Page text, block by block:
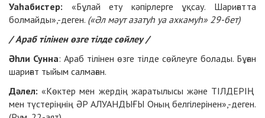
Уаһабистер: «Бұлай ету кәпірлерге ұқсау. Шариғатта
болмайды»,-деген. («Әл мәут азатуһ уа ахкамуһ» 29-бет)
/ Араб тілінен өзге тілде сөйлеу /
Әһли Сунна: Араб тілінен өзге тілде сөйлеуге болады. Бұған
шариғат тыйым салмаған.
Дәлел: «Көктер мен жердің жаратылысы және ТІЛДЕРІҢ
мен түстеріңнің ӘР АЛУАНДЫҒЫ Оның белгілерінен»,-деген.